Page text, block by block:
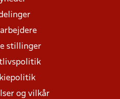
stillinger
og vilkår